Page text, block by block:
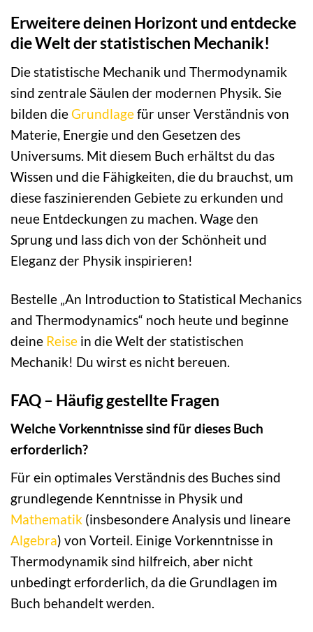
Erweitere deinen Horizont und entdecke
die Welt der statistischen Mechanik!
Die statistische Mechanik und Thermodynamik
sind zentrale Säulen der modernen Physik. Sie
bilden dieGrundlagefür unser Verständnis von
Materie, Energie und den Gesetzen des
Universums. Mit diesem Buch erhältst du das
Wissen und die Fähigkeiten, die du brauchst, um
diese faszinierenden Gebiete zu erkunden und
neue Entdeckungen zu machen. Wage den
Sprung und lass dich von der Schönheit und
Eleganz der Physik inspirieren!
Bestelle „An Introduction to Statistical Mechanics
and Thermodynamics“ noch heute und beginne
deine Reise in die Welt der statistischen
Mechanik! Du wirst es nicht bereuen.
FAQ – Häufig gestellte Fragen
Welche Vorkenntnisse sind für dieses Buch
erforderlich?
Für ein optimales Verständnis des Buches sind
grundlegende Kenntnisse in Physik und
Mathematik (insbesondere Analysis und lineare
Algebra) von Vorteil. Einige Vorkenntnisse in
Thermodynamik sind hilfreich, aber nicht
unbedingt erforderlich, da die Grundlagen im
Buch behandelt werden.